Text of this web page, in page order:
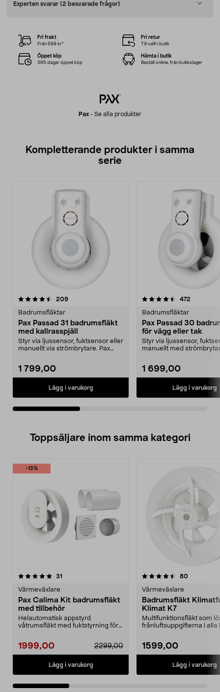
Experten svarar (2 besvarade frågor)
Pax - Se alla produkter
Fri frakt
Från 599 kr*
Fri retur
Till valfri butik
Öppet köp
365 dagar öppet köp
Hämta i butik
Beställ online, från butikslager
Kompletterande produkter i samma
serie
209recensioner
Badrumsfläktar
Pax Passad 31 badrumsfläkt
med kallrasspjäll
Styr via ljussensor, fuktsensor eller
manuellt via strömbrytare. Pax
1 799,00
Lägg i varukorg
4.5av 5 stjärnor 472
Badrumsfläktar
Pax Passad 30
för vägg eller tak
Styr via ljussensor,
manuellt med
1 699,00
Lägg i varukorg
4.5av 5 stjärnor
Toppsäljare inom samma kategori
-13%
31
Värmeväxlare
Pax Calima Kit badrumsfläkt
med tillbehör
Helautomatisk appstyrd
våtrumsfläkt med fuktstyrning för
1999,00 2299,00
Lägg i varukorg
4.5 av 5 stjärnor 80
Värmeväxlare
Badrumsfläkt
Klimat K7
Multifunktionsfläkt som
frånluftsuppgifterna i alla
1599,00
Lägg i varukorg
4.5 av 5 stjärnor